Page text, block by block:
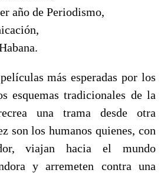
año de Periodismo,
más esperadas por los
esquemas tradicionales de la
una trama desde otra
son los humanos quienes, con
viajan hacia el mundo
y arremeten contra una